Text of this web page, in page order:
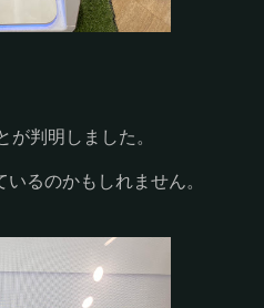
が判明しました。
るのかもしれません。